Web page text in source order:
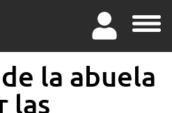
la abuela
las